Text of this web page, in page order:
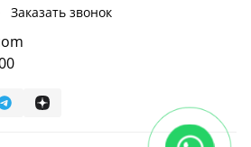
Заказать звонок